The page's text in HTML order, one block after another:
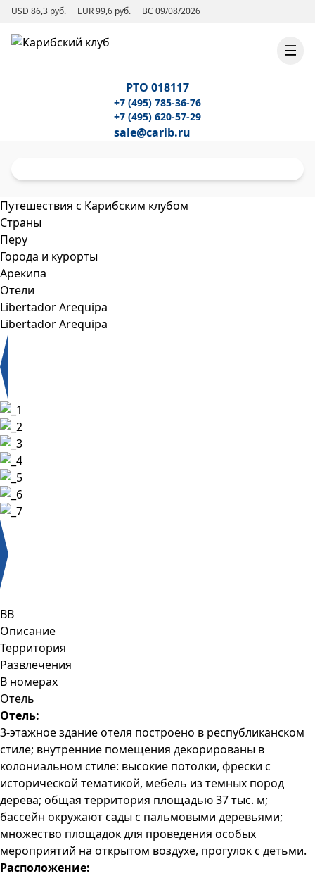
USD 86,3 руб. EUR 99,6 руб. ВС 09/08/2026
РТО 018117
+7 (495) 785-36-76
+7 (495) 620-57-29
sale@carib.ru
Путешествия с Карибским клубом
Страны
Перу
Города и курорты
Арекипа
Отели
Libertador Arequipa
Libertador Arequipa
BB
Описание
Территория
Развлечения
В номерах
Отель
Отель:
3-этажное здание отеля построено в республиканском
стиле; внутренние помещения декорированы в
колониальном стиле: высокие потолки, фрески с
исторической тематикой, мебель из темных пород
дерева; общая территория площадью 37 тыс. м;
бассейн окружают сады с пальмовыми деревьями;
множество площадок для проведения особых
мероприятий на открытом воздухе, прогулок с детьми.
Расположение: